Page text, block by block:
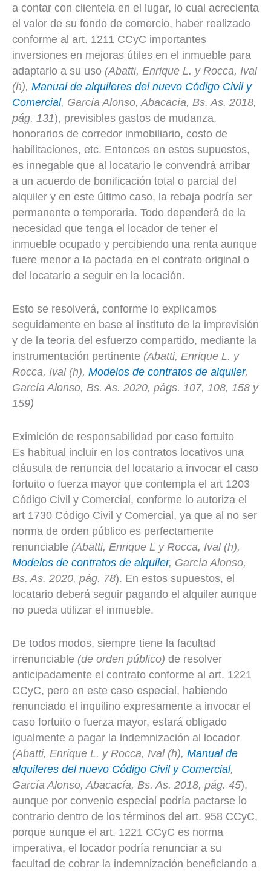
a contar con clientela en el lugar, lo cual acrecienta
el valor de su fondo de comercio, haber realizado
conforme al art. 1211 CCyC importantes
inversiones en mejoras útiles en el inmueble para
adaptarlo a su uso (Abatti, Enrique L. y Rocca, Ival
(h), Manual de alquileres del nuevo Código Civil y
Comercial, García Alonso, Abacacía, Bs. As. 2018,
pág. 131), previsibles gastos de mudanza,
honorarios de corredor inmobiliario, costo de
habilitaciones, etc. Entonces en estos supuestos,
es innegable que al locatario le convendrá arribar
a un acuerdo de bonificación total o parcial del
alquiler y en este último caso, la rebaja podría ser
permanente o temporaria. Todo dependerá de la
necesidad que tenga el locador de tener el
inmueble ocupado y percibiendo una renta aunque
fuere menor a la pactada en el contrato original o
del locatario a seguir en la locación.
Esto se resolverá, conforme lo explicamos
seguidamente en base al instituto de la imprevisión
y de la teoría del esfuerzo compartido, mediante la
instrumentación pertinente (Abatti, Enrique L. y
Rocca, Ival (h), Modelos de contratos de alquiler,
García Alonso, Bs. As. 2020, págs. 107, 108, 158 y
159)
Eximición de responsabilidad por caso fortuito
Es habitual incluir en los contratos locativos una
cláusula de renuncia del locatario a invocar el caso
fortuito o fuerza mayor que contempla el art 1203
Código Civil y Comercial, conforme lo autoriza el
art 1730 Código Civil y Comercial, ya que al no ser
norma de orden público es perfectamente
renunciable (Abatti, Enrique L y Rocca, Ival (h),
Modelos de contratos de alquiler, García Alonso,
Bs. As. 2020, pág. 78). En estos supuestos, el
locatario deberá seguir pagando el alquiler aunque
no pueda utilizar el inmueble.
De todos modos, siempre tiene la facultad
irrenunciable (de orden público) de resolver
anticipadamente el contrato conforme al art. 1221
CCyC, pero en este caso especial, habiendo
renunciado el inquilino expresamente a invocar el
caso fortuito o fuerza mayor, estará obligado
igualmente a pagar la indemnización al locador
(Abatti, Enrique L. y Rocca, Ival (h), Manual de
alquileres del nuevo Código Civil y Comercial,
García Alonso, Abacacía, Bs. As. 2018, pág. 45),
aunque por convenio especial podría pactarse lo
contrario dentro de los términos del art. 958 CCyC,
porque aunque el art. 1221 CCyC es norma
imperativa, el locador podría renunciar a su
facultad de cobrar la indemnización beneficiando a